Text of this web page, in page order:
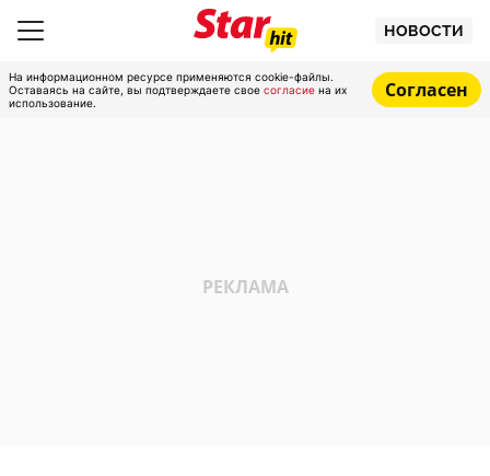
НОВОСТИ
На информационном ресурсе применяются cookie-файлы.
Оставаясь на сайте, вы подтверждаете свое согласие на их
использование.
Согласен